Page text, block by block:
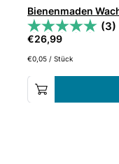
Bienenmaden
(3)
€26,99
€0,05 /Stück